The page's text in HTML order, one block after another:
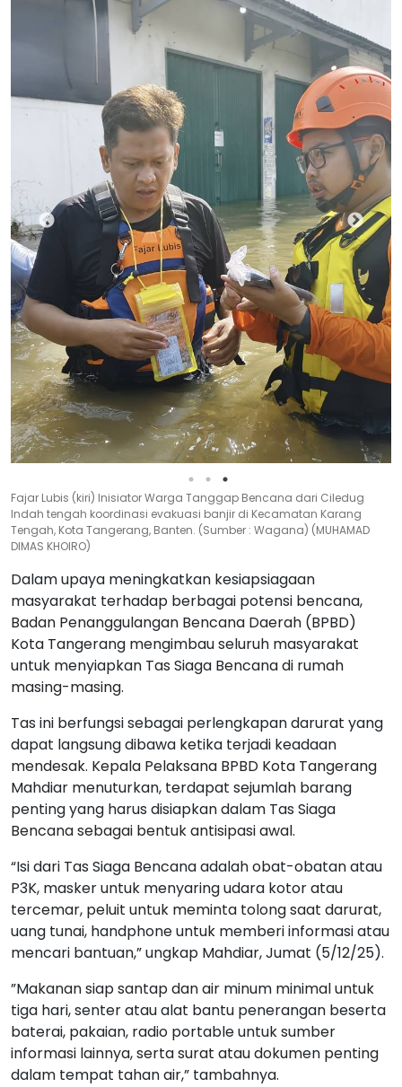
Fajar Lubis (kiri) Inisiator Warga Tanggap Bencana dari Ciledug
Indah tengah koordinasi evakuasi banjir di Kecamatan Karang
Tengah, Kota Tangerang, Banten. (Sumber : Wagana) (MUHAMAD
DIMAS KHOIRO)
Dalam upaya meningkatkan kesiapsiagaan
masyarakat terhadap berbagai potensi bencana,
Badan Penanggulangan Bencana Daerah (BPBD)
Kota Tangerang mengimbau seluruh masyarakat
untuk menyiapkan Tas Siaga Bencana di rumah
masing-masing.
Tas ini berfungsi sebagai perlengkapan darurat yang
dapat langsung dibawa ketika terjadi keadaan
mendesak. Kepala Pelaksana BPBD Kota Tangerang
Mahdiar menuturkan, terdapat sejumlah barang
penting yang harus disiapkan dalam Tas Siaga
Bencana sebagai bentuk antisipasi awal.
“Isi dari Tas Siaga Bencana adalah obat-obatan atau
P3K, masker untuk menyaring udara kotor atau
tercemar, peluit untuk meminta tolong saat darurat,
uang tunai, handphone untuk memberi informasi atau
mencari bantuan,” ungkap Mahdiar, Jumat (5/12/25).
”Makanan siap santap dan air minum minimal untuk
tiga hari, senter atau alat bantu penerangan beserta
baterai, pakaian, radio portable untuk sumber
informasi lainnya, serta surat atau dokumen penting
dalam tempat tahan air,” tambahnya.